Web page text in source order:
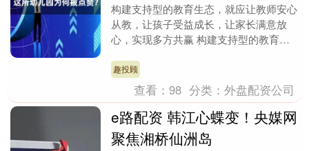
构建支持型的教育生态，就应让教师安心
从教，让孩子受益成长，让家长满意放
心，实现多方共赢 构建支持型的教育生
长，让家长满意放心....
趣投顾
查看：98 分类：外盘配资公司
e路配资 韩江心蝶变！央媒网
聚焦湘桥仙洲岛